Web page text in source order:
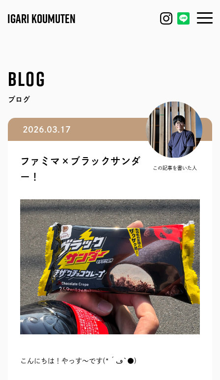
IGARI KOUMUTEN
MODEL HOUSE
BLOG
IGARI FARM
STAFF
IGARI SOBA
RECRUIT
SEAS0N BY MYSELF
MAIL
メール・資料請求
RESERVATION
LINEから来店予約
TELEPHONE
0120-56-1207
BLOG
ブログ
2026.03.17
この記事を書いた人
ファミマ×ブラックサンダ
ー！
こんにちは！やっす〜です(*´ڡ`●)